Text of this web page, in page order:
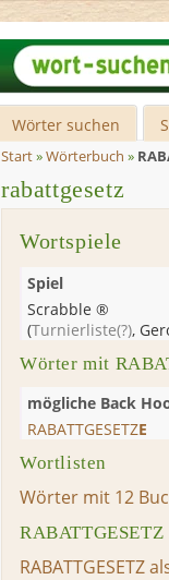
Wörter suchen
Start»Wörterbuch »
rabattgesetz
Wortspiele
Spiel
Scrabble ®
(Turnierliste(?),
Wörter mit
mögliche Back
RABATTGESETZE
Wortlisten
Wörter mit 12
RABATTGESETZ